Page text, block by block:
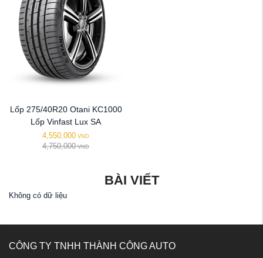
Lốp 275/40R20 Otani KC1000
Lốp Vinfast Lux SA
4,550,000 VND
4,750,000 VND
BÀI VIẾT
Không có dữ liệu
CÔNG TY TNHH THÀNH CÔNG AUTO